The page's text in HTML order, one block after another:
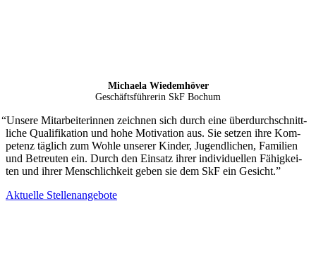
Michaela Wie­dem­hö­ver
Geschäfts­füh­re­rin SkF Bochum
“Unsere Mit­ar­bei­te­rin­nen zeich­nen sich durch eine über­durch­schnitt­
li­che Qua­li­fi­ka­tion und hohe Moti­va­tion aus. Sie set­zen ihre Kom­
pe­tenz täg­lich zum Wohle unse­rer Kin­der, Jugend­li­chen, Fami­lien
und Betreu­ten ein. Durch den Ein­satz ihrer indi­vi­du­el­len Fähig­kei­
ten und ihrer Mensch­lich­keit geben sie dem SkF ein Gesicht.”
Aktu­elle Stellenangebote